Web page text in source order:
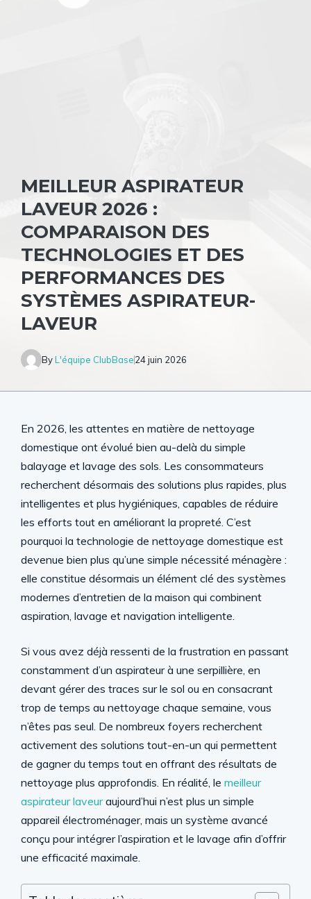
MEILLEUR ASPIRATEUR
LAVEUR 2026 :
COMPARAISON DES
TECHNOLOGIES ET DES
PERFORMANCES DES
SYSTÈMES ASPIRATEUR-
LAVEUR
ByL'équipe ClubBase24 juin 2026
En 2026, les attentes en matière de nettoyage
domestique ont évolué bien au-delà du simple
balayage et lavage des sols. Les consommateurs
recherchent désormais des solutions plus rapides, plus
intelligentes et plus hygiéniques, capables de réduire
les efforts tout en améliorant la propreté. C’est
pourquoi la technologie de nettoyage domestique est
devenue bien plus qu’une simple nécessité ménagère :
elle constitue désormais un élément clé des systèmes
modernes d’entretien de la maison qui combinent
aspiration, lavage et navigation intelligente.
Si vous avez déjà ressenti de la frustration en passant
constamment d’un aspirateur à une serpillière, en
devant gérer des traces sur le sol ou en consacrant
trop de temps au nettoyage chaque semaine, vous
n’êtes pas seul. De nombreux foyers recherchent
activement des solutions tout-en-un qui permettent
de gagner du temps tout en offrant des résultats de
nettoyage plus approfondis. En réalité, le meilleur
aspirateur laveuraujourd’hui n’est plus un simple
appareil électroménager, mais un système avancé
conçu pour intégrer l’aspiration et le lavage afin d’offrir
une efficacité maximale.